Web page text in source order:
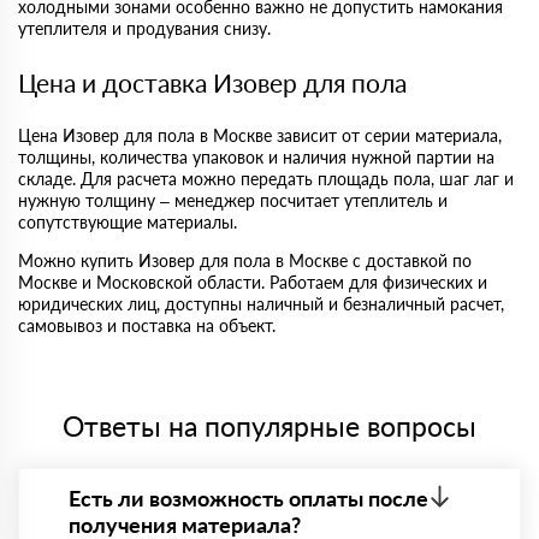
холодными зонами особенно важно не допустить намокания
утеплителя и продувания снизу.
Цена и доставка Изовер для пола
Цена Изовер для пола в Москве зависит от серии материала,
толщины, количества упаковок и наличия нужной партии на
складе. Для расчета можно передать площадь пола, шаг лаг и
нужную толщину – менеджер посчитает утеплитель и
сопутствующие материалы.
Можно купить Изовер для пола в Москве с доставкой по
Москве и Московской области. Работаем для физических и
юридических лиц, доступны наличный и безналичный расчет,
самовывоз и поставка на объект.
Ответы на популярные вопросы
Есть ли возможность оплаты после
получения материала?